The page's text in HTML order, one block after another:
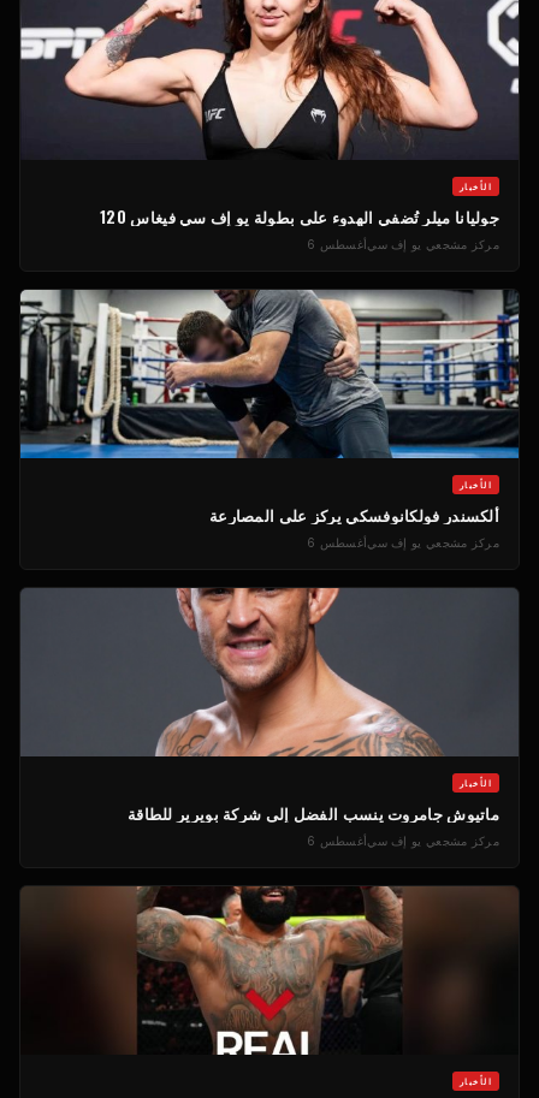
الأخبار
جوليانا ميلر تُضفي الهدوء على بطولة يو إف سي فيغاس 120
مركز مشجعي يو إف سي أغسطس 6
الأخبار
ألكسندر فولكانوفسكي يركز على المصارعة
مركز مشجعي يو إف سي أغسطس 6
الأخبار
ماتيوش جامروت ينسب الفضل إلى شركة بويرير للطاقة
مركز مشجعي يو إف سي أغسطس 6
الأخبار